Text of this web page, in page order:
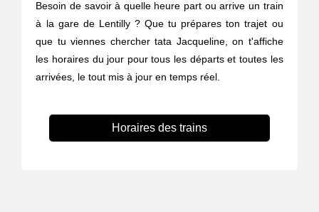
Besoin de savoir à quelle heure part ou arrive un train
à la gare de Lentilly ? Que tu prépares ton trajet ou
que tu viennes chercher tata Jacqueline, on t'affiche
les horaires du jour pour tous les départs et toutes les
arrivées, le tout mis à jour en temps réel.
Horaires des trains